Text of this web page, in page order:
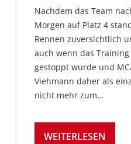
Nachdem das Team
Morgen auf Platz 4
Rennen zuversichtlich
auch wenn das
gestoppt wurde und
Viehmann daher als
nicht mehr zum…
WEITERLESEN